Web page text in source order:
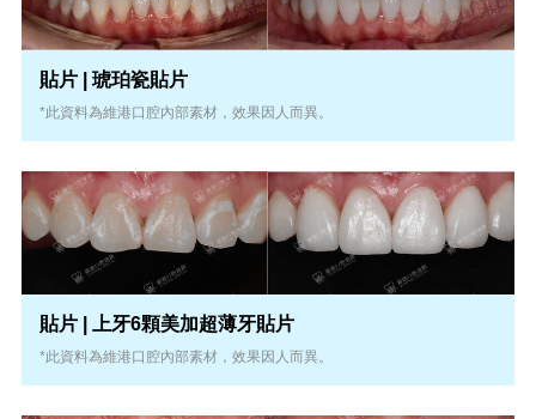
貼片 | 琥珀瓷貼片
*此資料為維港口腔內部素材，效果因人而異。
貼片 | 上牙6顆美加超薄牙貼片
*此資料為維港口腔內部素材，效果因人而異。